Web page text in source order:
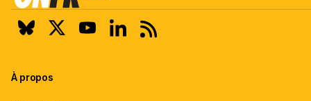
À propos